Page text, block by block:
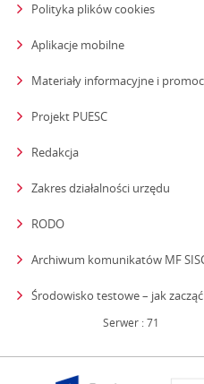
Polityka plików cookies
Aplikacje mobilne
Materiały informacyjne i
Projekt PUESC
Redakcja
Zakres działalności urzędu
RODO
Archiwum komunikatów MF
Środowisko testowe – jak zacząć
Serwer : 71